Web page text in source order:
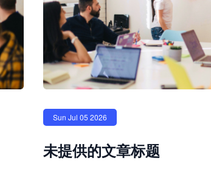
Sun Jul 05 2026
未提供的文章标题